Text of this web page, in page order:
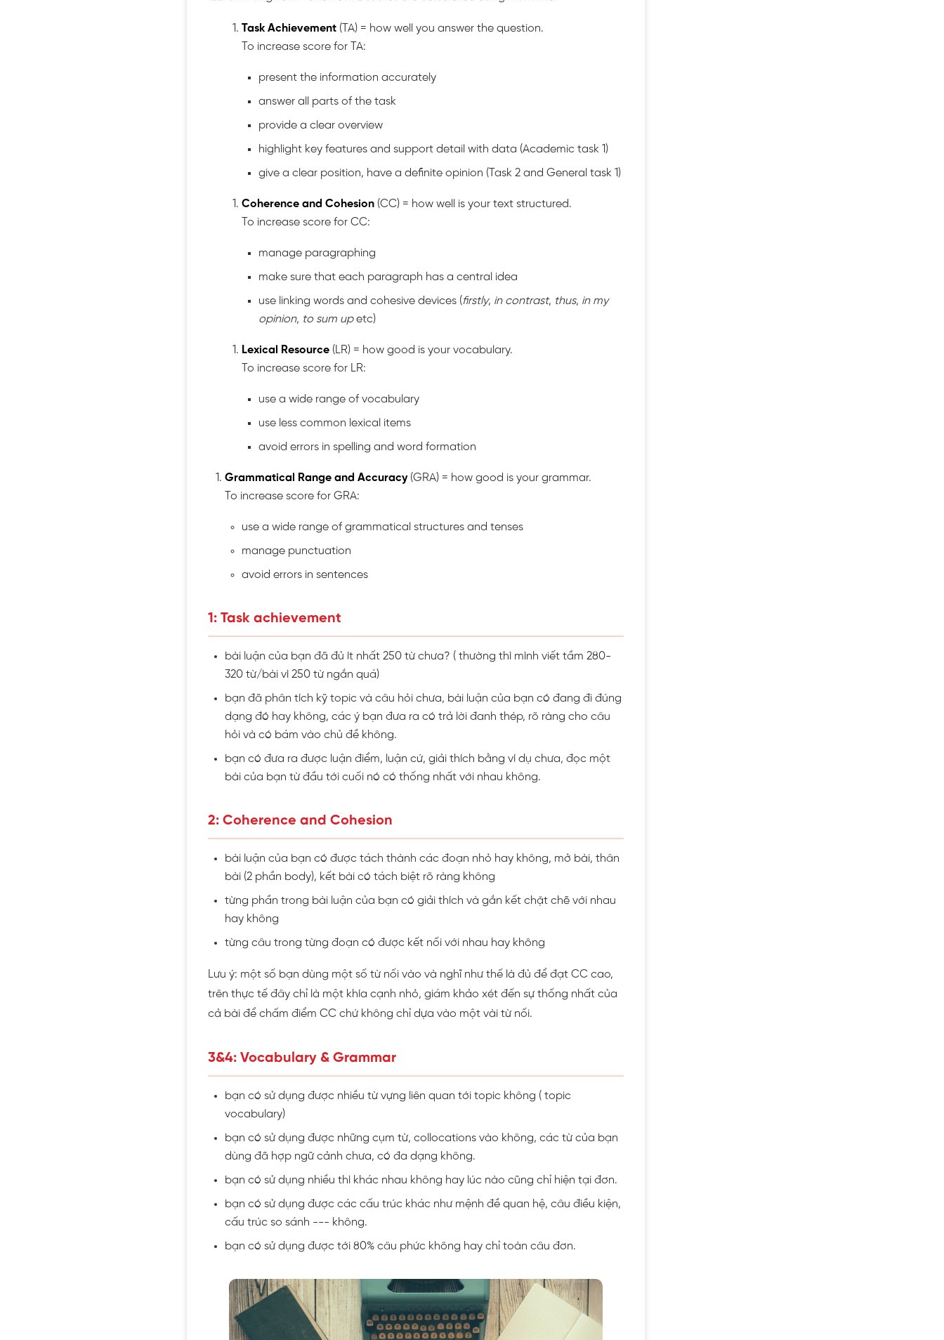
Task Achievement (TA) = how well you answer the question.
To increase score for TA:
present the information accurately
answer all parts of the task
provide a clear overview
highlight key features and support detail with data (Academic task 1)
give a clear position, have a definite opinion (Task 2 and General task 1)
Coherence and Cohesion (CC) = how well is your text structured.
To increase score for CC:
manage paragraphing
make sure that each paragraph has a central idea
use linking words and cohesive devices (firstly, in contrast, thus, in my
opinion, to sum upetc)
Lexical Resource (LR) = how good is your vocabulary.
To increase score for LR:
use a wide range of vocabulary
use less common lexical items
avoid errors in spelling and word formation
Grammatical Range and Accuracy (GRA) = how good is your grammar.
To increase score for GRA:
use a wide range of grammatical structures and tenses
manage punctuation
avoid errors in sentences
1: Task achievement
bài luận của bạn đã đủ ít nhất 250 từ chưa? ( thường thì mình viết tầm 280-
320 từ/bài vì 250 từ ngắn quá)
bạn đã phân tích kỹ topic và câu hỏi chưa, bài luận của bạn có đang đi đúng
dạng đó hay không, các ý bạn đưa ra có trả lời đanh thép, rõ ràng cho câu
hỏi và có bám vào chủ đề không.
bạn có đưa ra được luận điểm, luận cứ, giải thích bằng ví dụ chưa, đọc một
bài của bạn từ đầu tới cuối nó có thống nhất với nhau không.
2: Coherence and Cohesion
bài luận của bạn có được tách thành các đoạn nhỏ hay không, mở bài, thân
bài (2 phần body), kết bài có tách biệt rõ ràng không
từng phần trong bài luận của bạn có giải thích và gắn kết chặt chẽ với nhau
hay không
từng câu trong từng đoạn có được kết nối với nhau hay không
Lưu ý: một số bạn dùng một số từ nối vào và nghĩ như thế là đủ để đạt CC cao,
trên thực tế đây chỉ là một khía cạnh nhỏ, giám khảo xét đến sự thống nhất của
cả bài để chấm điểm CC chứ không chỉ dựa vào một vài từ nối.
3&4: Vocabulary & Grammar
bạn có sử dụng được nhiều từ vựng liên quan tới topic không ( topic
vocabulary)
bạn có sử dụng được những cụm từ, collocations vào không, các từ của bạn
dùng đã hợp ngữ cảnh chưa, có đa dạng không.
bạn có sử dụng nhiều thì khác nhau không hay lúc nào cũng chỉ hiện tại đơn.
bạn có sử dụng được các cấu trúc khác như mệnh đề quan hệ, câu điều kiện,
cấu trúc so sánh --- không.
bạn có sử dụng được tới 80% câu phức không hay chỉ toàn câu đơn.